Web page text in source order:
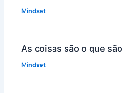
Mindset
As coisas são o que são
Mindset